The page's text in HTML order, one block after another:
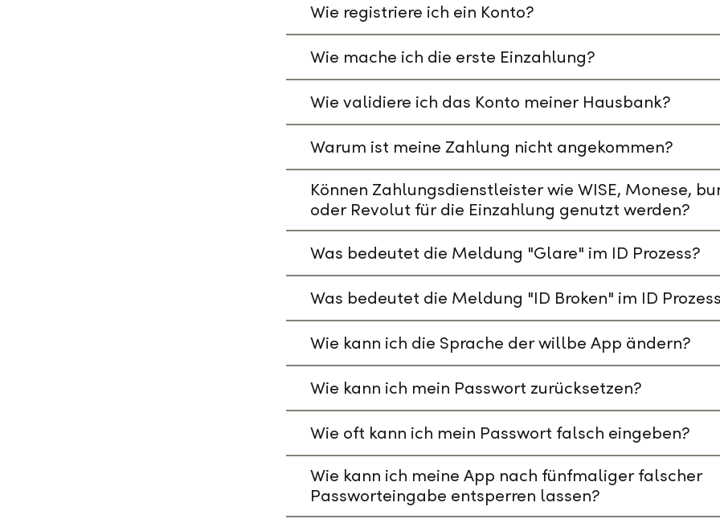
Wie registriere ich ein Konto?
Wie mache ich die erste Einzahlung?
Wie validiere ich das Konto meiner Hausbank?
Warum ist meine Zahlung nicht angekommen?
Können Zahlungsdienstleister wie WISE, Monese,
oder Revolut für die Einzahlung genutzt werden?
Was bedeutet die Meldung "Glare" im ID Prozess?
Was bedeutet die Meldung "ID Broken" im ID
Wie kann ich die Sprache der willbe App ändern?
Wie kann ich mein Passwort zurücksetzen?
Wie oft kann ich mein Passwort falsch eingeben?
Wie kann ich meine App nach fünfmaliger falscher
Passworteingabe entsperren lassen?